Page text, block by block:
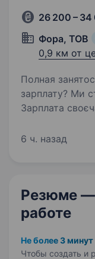
26 200 – 34
Фора, ТОВ
0,9 км от
Полная занятость. Шукаєш
зарплату? Ми
Зарплата
завжди були
6 ч. назад
Резюме
работе
Не более 3 минут
Чтобы создать и